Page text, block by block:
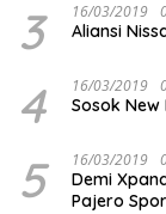
3 16/03/2019
Aliansi
4 16/03/2019
Sosok New
5 16/03/2019
Demi
Pajero